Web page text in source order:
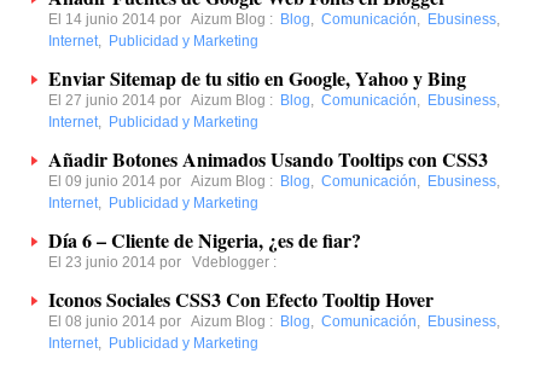
El 14 junio 2014 por Aizum Blog : Blog, Comunicación, Ebusiness,
Internet, Publicidad y Marketing
Enviar Sitemap de tu sitio en Google, Yahoo y Bing
El 27 junio 2014 por Aizum Blog : Blog, Comunicación, Ebusiness,
Internet, Publicidad y Marketing
Añadir Botones Animados Usando Tooltips con CSS3
El 09 junio 2014 por Aizum Blog : Blog, Comunicación, Ebusiness,
Internet, Publicidad y Marketing
El 23 junio 2014 por Vdeblogger :
Iconos Sociales CSS3 Con Efecto Tooltip Hover
El 08 junio 2014 por Aizum Blog : Blog, Comunicación, Ebusiness,
Internet, Publicidad y Marketing